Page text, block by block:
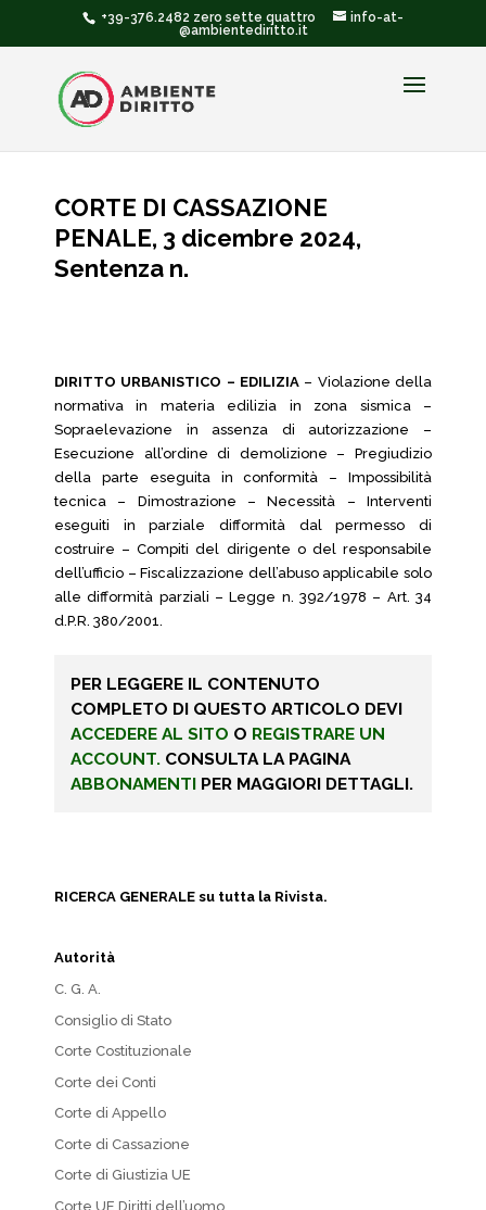
+39-376.2482 zero sette quattro
info-at-
@ambientediritto.it
CORTE DI CASSAZIONE
PENALE, 3 dicembre 2024,
Sentenza n.
DIRITTO URBANISTICO – EDILIZIA – Violazione della
normativa in materia edilizia in zona sismica –
Sopraelevazione in assenza di autorizzazione –
Esecuzione all’ordine di demolizione – Pregiudizio
della parte eseguita in conformità – Impossibilità
tecnica – Dimostrazione – Necessità – Interventi
eseguiti in parziale difformità dal permesso di
costruire – Compiti del dirigente o del responsabile
dell’ufficio – Fiscalizzazione dell’abuso applicabile solo
alle difformità parziali – Legge n. 392/1978 – Art. 34
d.P.R. 380/2001.
PER LEGGERE IL CONTENUTO
COMPLETO DI QUESTO ARTICOLO DEVI
ACCEDERE AL SITO O REGISTRARE UN
ACCOUNT. CONSULTA LA PAGINA
ABBONAMENTI PER MAGGIORI DETTAGLI.
RICERCA GENERALE su tutta la Rivista.
Autorità
C. G. A.
Consiglio di Stato
Corte Costituzionale
Corte dei Conti
Corte di Appello
Corte di Cassazione
Corte di Giustizia UE
Corte UE Diritti dell’uomo